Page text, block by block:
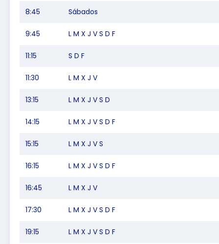
8:45 Sábados
9:45 L M X J V S D F
11:15 S D F
11:30 L M X J V
13:15 L M X J V S D
14:15 L M X J V S D F
15:15 L M X J V S
16:15 L M X J V S D F
16:45 L M X J V
17:30 L M X J V S D F
19:15 L M X J V S D F